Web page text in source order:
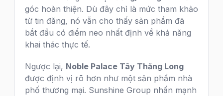
góc hoàn thiện. Dù đây chỉ là mức tham khảo
từ tin đăng, nó vẫn cho thấy sản phẩm đã
bắt đầu có điểm neo nhất định về khả năng
khai thác thực tế.
Ngược lại, Noble Palace Tây Thăng Long
được định vị rõ hơn như một sản phẩm nhà
phố thương mại. Sunshine Group nhấn mạnh